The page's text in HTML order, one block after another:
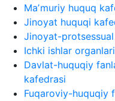
Maʼmuriy huquq
Jinoyat huquqi
Jinoyat-
Ichki ishlar
Davlat-huquqiy
kafedrasi
Fuqaroviy-huquqiy